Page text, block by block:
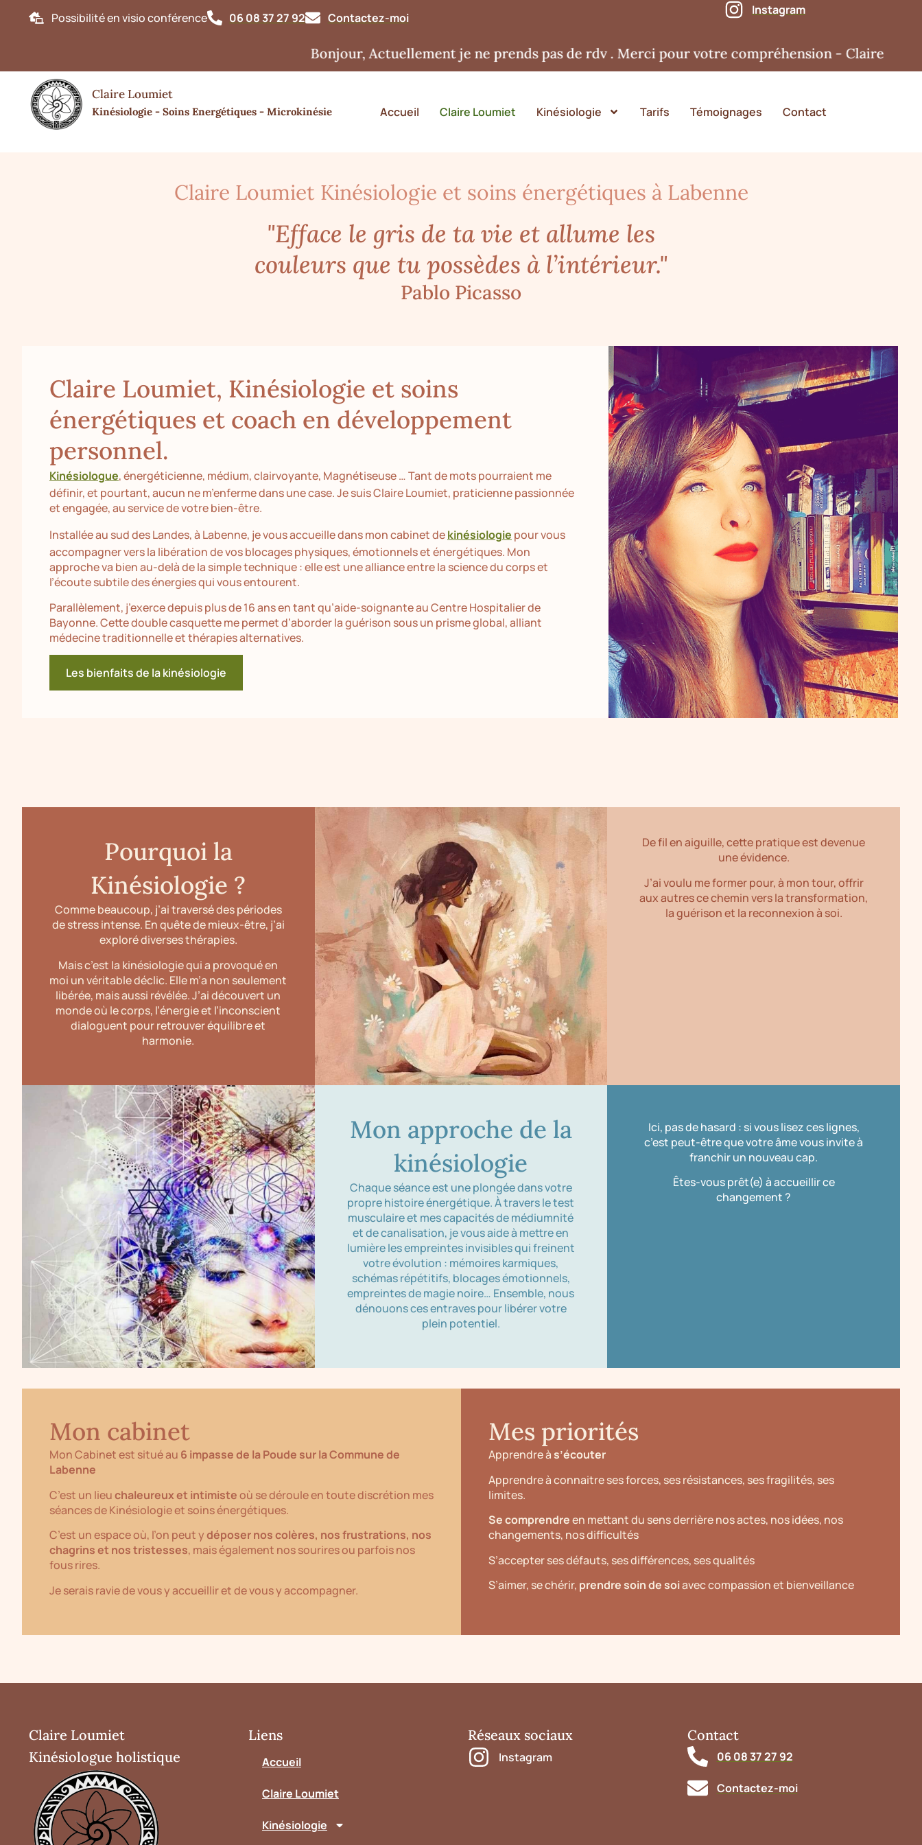
Possibilité en visio conférence 06 08 37 27 92 Contactez-moi
Instagram
Bonjour, Actuellement je ne prends pas de rdv . Merci pour votre compréhension - Claire
Claire Loumiet
Kinésiologie - Soins Energétiques - Microkinésie Accueil Claire Loumiet Kinésiologie Tarifs Témoignages Contact
Claire Loumiet Kinésiologie et soins énergétiques à Labenne
"Efface le gris de ta vie et allume les
couleurs que tu possèdes à l’intérieur."
Pablo Picasso
Claire Loumiet, Kinésiologie et soins
énergétiques et coach en développement
personnel.
Kinésiologue, énergéticienne, médium, clairvoyante, Magnétiseuse … Tant de mots pourraient me
définir, et pourtant, aucun ne m’enferme dans une case. Je suis Claire Loumiet, praticienne passionnée
et engagée, au service de votre bien-être.
Installée au sud des Landes, à Labenne, je vous accueille dans mon cabinet dekinésiologie pour vous
accompagner vers la libération de vos blocages physiques, émotionnels et énergétiques. Mon
approche va bien au-delà de la simple technique : elle est une alliance entre la science du corps et
l’écoute subtile des énergies qui vous entourent.
Parallèlement, j’exerce depuis plus de 16 ans en tant qu’aide-soignante au Centre Hospitalier de
Bayonne. Cette double casquette me permet d’aborder la guérison sous un prisme global, alliant
médecine traditionnelle et thérapies alternatives.
Les bienfaits de la kinésiologie
Pourquoi la
Kinésiologie ?
Comme beaucoup, j’ai traversé des périodes
de stress intense. En quête de mieux-être, j’ai
exploré diverses thérapies.
Mais c’est la kinésiologie qui a provoqué en
moi un véritable déclic. Elle m’a non seulement
libérée, mais aussi révélée. J’ai découvert un
monde où le corps, l’énergie et l’inconscient
dialoguent pour retrouver équilibre et
harmonie.
De fil en aiguille, cette pratique est devenue
une évidence.
J’ai voulu me former pour, à mon tour, offrir
aux autres ce chemin vers la transformation,
la guérison et la reconnexion à soi.
Mon approche de la
kinésiologie
Chaque séance est une plongée dans votre
propre histoire énergétique. À travers le test
musculaire et mes capacités de médiumnité
et de canalisation, je vous aide à mettre en
lumière les empreintes invisibles qui freinent
votre évolution : mémoires karmiques,
schémas répétitifs, blocages émotionnels,
empreintes de magie noire… Ensemble, nous
dénouons ces entraves pour libérer votre
plein potentiel.
Ici, pas de hasard : si vous lisez ces lignes,
c’est peut-être que votre âme vous invite à
franchir un nouveau cap.
Êtes-vous prêt(e) à accueillir ce
changement ?
Mon cabinet
Mon Cabinet est situé au 6 impasse de la Poude sur la Commune de
Labenne
C’est un lieuchaleureux et intimisteoù se déroule en toute discrétion mes
séances de Kinésiologie et soins énergétiques.
C’est un espace où, l’on peut ydéposer nos colères, nos frustrations, nos
chagrins et nos tristesses, mais également nos sourires ou parfois nos
fous rires.
Je serais ravie de vous y accueillir et de vous y accompagner.
Mes priorités
Apprendre à s’écouter
Apprendre à connaitre ses forces, ses résistances, ses fragilités, ses
limites.
Se comprendreen mettant du sens derrière nos actes, nos idées, nos
changements, nos difficultés
S’accepter ses défauts, ses différences, ses qualités
S’aimer, se chérir, prendre soin de soiavec compassion et bienveillance
Claire Loumiet
Kinésiologue holistique
Liens
Accueil
Claire Loumiet
Kinésiologie
Réseaux sociaux
Instagram
Contact
06 08 37 27 92
Contactez-moi